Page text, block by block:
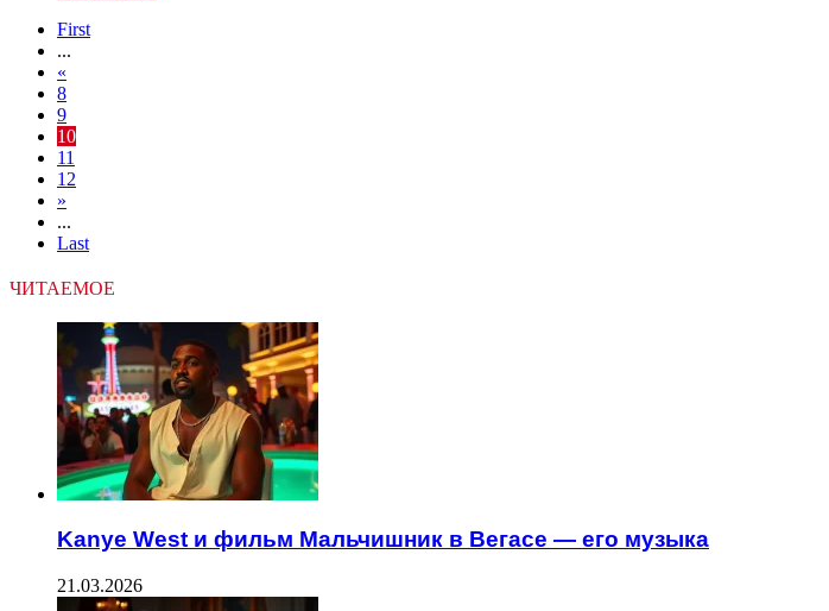
First
...
«
8
9
10
11
12
»
...
Last
ЧИТАЕМОЕ
Kanye West и фильм Мальчишник в Вегасе — его музыка
21.03.2026